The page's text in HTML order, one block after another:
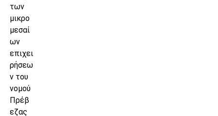
των
μικρο
μεσαί
ων
επιχει
ρήσεω
ν του
νομού
Πρέβ
εζας